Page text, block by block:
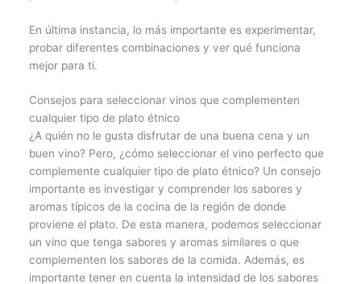
En última instancia, lo más importante es experimentar,
probar diferentes combinaciones y ver qué funciona
mejor para ti.
Consejos para seleccionar vinos que complementen
cualquier tipo de plato étnico
¿A quién no le gusta disfrutar de una buena cena y un
buen vino? Pero, ¿cómo seleccionar el vino perfecto que
complemente cualquier tipo de plato étnico? Un consejo
importante es investigar y comprender los sabores y
aromas típicos de la cocina de la región de donde
proviene el plato. De esta manera, podemos seleccionar
un vino que tenga sabores y aromas similares o que
complementen los sabores de la comida. Además, es
importante tener en cuenta la intensidad de los sabores